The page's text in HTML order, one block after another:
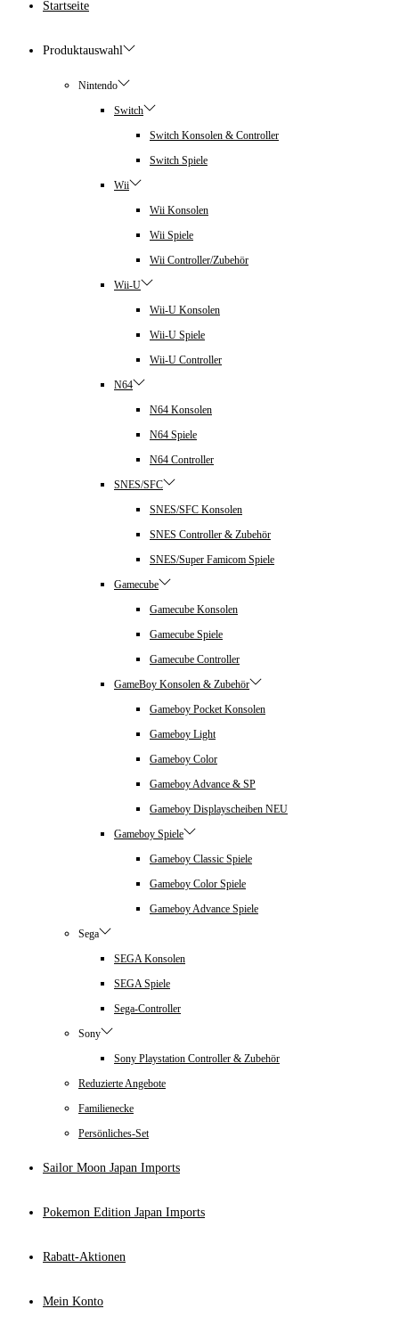
Startseite
Produktauswahl
Nintendo
Switch
Switch Konsolen & Controller
Switch Spiele
Wii
Wii Konsolen
Wii Spiele
Wii Controller/Zubehör
Wii-U
Wii-U Konsolen
Wii-U Spiele
Wii-U Controller
N64
N64 Konsolen
N64 Spiele
N64 Controller
SNES/SFC
SNES/SFC Konsolen
SNES Controller & Zubehör
SNES/Super Famicom Spiele
Gamecube
Gamecube Konsolen
Gamecube Spiele
Gamecube Controller
GameBoy Konsolen & Zubehör
Gameboy Pocket Konsolen
Gameboy Light
Gameboy Color
Gameboy Advance & SP
Gameboy Displayscheiben NEU
Gameboy Spiele
Gameboy Classic Spiele
Gameboy Color Spiele
Gameboy Advance Spiele
Sega
SEGA Konsolen
SEGA Spiele
Sega-Controller
Sony
Sony Playstation Controller & Zubehör
Reduzierte Angebote
Familienecke
Persönliches-Set
Sailor Moon Japan Imports
Pokemon Edition Japan Imports
Rabatt-Aktionen
Mein Konto